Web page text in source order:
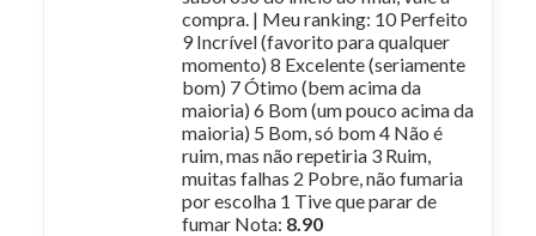
compra. | Meu ranking: 10 Perfeito
9 Incrível (favorito para qualquer
momento) 8 Excelente (seriamente
bom) 7 Ótimo (bem acima da
maioria) 6 Bom (um pouco acima da
maioria) 5 Bom, só bom 4 Não é
ruim, mas não repetiria 3 Ruim,
muitas falhas 2 Pobre, não fumaria
por escolha 1 Tive que parar de
fumar Nota: 8.90